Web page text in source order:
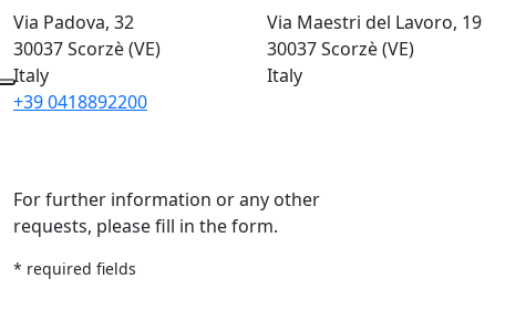
Via Padova, 32
30037 Scorzè (VE)
Italy
+39 0418892200
Via Maestri del Lavoro, 19
30037 Scorzè (VE)
Italy
For further information or any other
requests, please fill in the form.
* required fields